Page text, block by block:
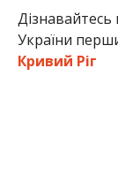
України
Кривий Ріг